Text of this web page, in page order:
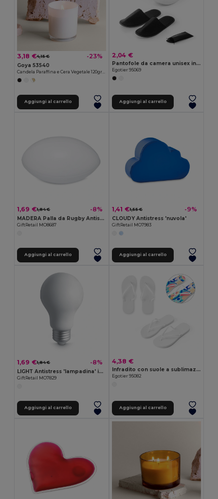
3,18 €4,15 € -23%
Goya 53540
Aggiungi al carrello
2,04 €
Pantofole da camera unisex in poliestere
Egotier 95069
Aggiungi al carrello
1,69 €1,84 € -8%
MADERA Palla da Rugby Antistress per Relax Quotidiano
GiftRetail MO8687
Aggiungi al carrello
1,41 €1,55 € -9%
CLOUDY Antistress 'nuvola'
GiftRetail MO7983
Aggiungi al carrello
1,69 €1,84 € -8%
LIGHT Antistress 'lampadina' in PU
GiftRetail MO7829
Aggiungi al carrello
4,38 €
Infradito con suole a sublimazione completamente personalizzabili
Egotier 95082
Aggiungi al carrello